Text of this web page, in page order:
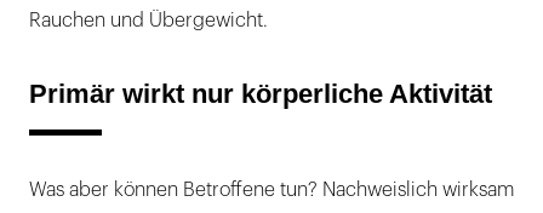
Rauchen und Übergewicht.
Primär wirkt nur körperliche Aktivität
Was aber können Betroffene tun? Nachweislich wirksam